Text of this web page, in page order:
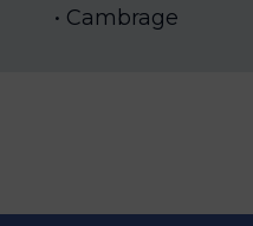
Cambrage